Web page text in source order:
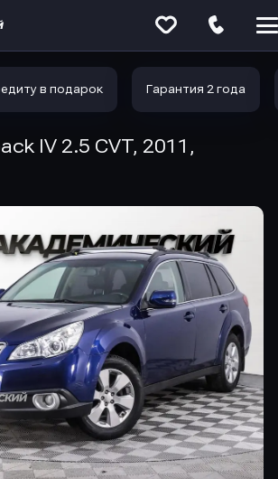
в подарок Гарантия 2 года
IV 2.5 CVT, 2011,